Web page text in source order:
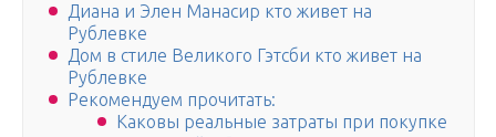
Диана и Элен Манасир кто живет на
Рублевке
Дом в стиле Великого Гэтсби кто живет на
Рублевке
Рекомендуем прочитать:
Каковы реальные затраты при покупке